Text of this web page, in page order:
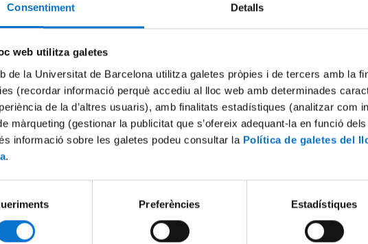
Consentiment Detalls
web utilitza galetes
de la Universitat de Barcelona utilitza galetes pròpies i de tercers amb la
(recordar informació perquè accediu al lloc web amb determinades
de la d’altres usuaris), amb finalitats estadístiques (analitzar com
màrqueting (gestionar la publicitat que s’ofereix adequant-la en funció
informació sobre les galetes podeu consultar la Política de galetes del
.
Preferències Estadístiques
Markic; M. Pi; M. Barranco; and J. Boronat
hdl.handle.net/2445/192738